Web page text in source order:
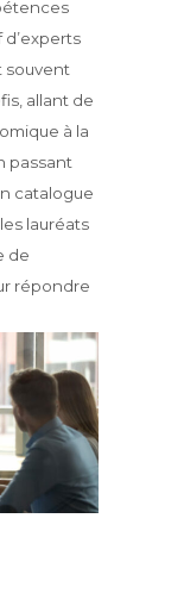
souvent
allant de
à la
passant
catalogue
lauréats
de
répondre